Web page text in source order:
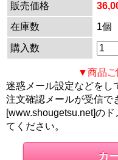
販売価格
在庫数
1個
購入数
▼商品
迷惑メール設定などをし
注文確認メールが受信で
[www.shougetsu.net]の
てください。